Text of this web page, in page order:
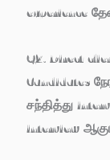
experience
Q2. Direct
Candidates
சந்தித்து
interview